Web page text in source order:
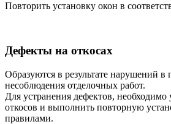
Повторить установку окон в
Дефекты на откосах
Образуются в результате нарушений в
несоблюдения отделочных работ.
Для устранения дефектов, необходимо
откосов и выполнить повторную
правилами.